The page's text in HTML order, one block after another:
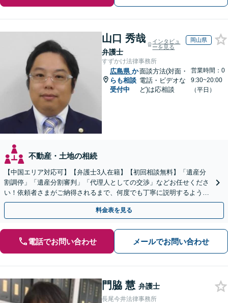
山口 秀哉
弁護士
インタビュ
ーを見る
岡山県
すずかけ法律事務所
広島県 か
らも相談
受付中
面談方法(対面・
電話・ビデオな
ど)は応相談
営業時間：0
9:30~20:00
（平日）
不動産・土地の相続
【中国エリア対応可】【弁護士3人在籍】【初回相談無料】「遺産分
割調停」「遺産分割審判」「代理人としての交渉」などお任せくださ
い！依頼者さまがご納得されるまで、何度でも丁寧に説明するよう心
掛けています【土日祝／夜間対応可】【当日／電話相談可】
料金表を見る
電話でお問い合わせ メールでお問い合わせ
門脇 慧 弁護士
長尾今井法律事務所